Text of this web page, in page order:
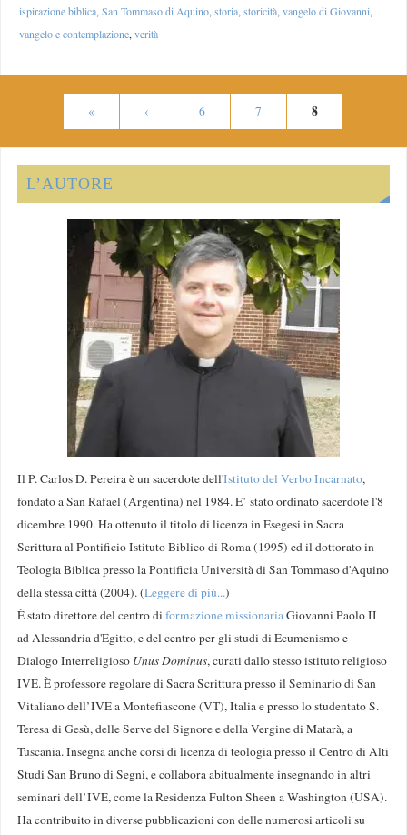
ispirazione biblica,San Tommaso di Aquino,storia,storicità,vangelo di Giovanni,
vangelo e contemplazione,verità
« ‹ 6 7 8
L’AUTORE
Il P. Carlos D. Pereira è un sacerdote dell'Istituto del Verbo Incarnato,
fondato a San Rafael (Argentina) nel 1984. E’ stato ordinato sacerdote l'8
dicembre 1990. Ha ottenuto il titolo di licenza in Esegesi in Sacra
Scrittura al Pontificio Istituto Biblico di Roma (1995) ed il dottorato in
Teologia Biblica presso la Pontificia Università di San Tommaso d'Aquino
della stessa città (2004). (Leggere di più...)
È stato direttore del centro di formazione missionariaGiovanni Paolo II
ad Alessandria d'Egitto, e del centro per gli studi di Ecumenismo e
Dialogo Interreligioso Unus Dominus, curati dallo stesso istituto religioso
IVE. È professore regolare di Sacra Scrittura presso il Seminario di San
Vitaliano dell’IVE a Montefiascone (VT), Italia e presso lo studentato S.
Teresa di Gesù, delle Serve del Signore e della Vergine di Matarà, a
Tuscania. Insegna anche corsi di licenza di teologia presso il Centro di Alti
Studi San Bruno di Segni, e collabora abitualmente insegnando in altri
seminari dell’IVE, come la Residenza Fulton Sheen a Washington (USA).
Ha contribuito in diverse pubblicazioni con delle numerosi articoli su